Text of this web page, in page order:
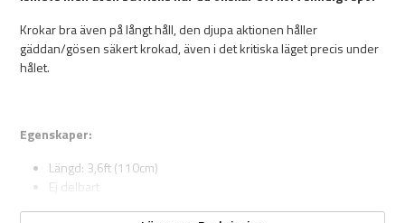
Krokar bra även på långt håll, den djupa aktionen håller
gäddan/gösen säkert krokad, även i det kritiska läget precis under
hålet.
Egenskaper:
Längd: 3,6ft (110cm)
Ej delbart